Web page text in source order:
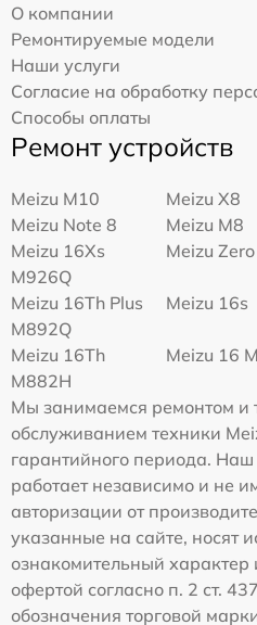
О компании
Ремонтируемые модели
Наши услуги
Согласие на обработку
Способы оплаты
Ремонт устройств
Meizu M10
Meizu X8
Meizu Note 8
Meizu M8
Meizu 16Xs
M926Q
Meizu Zero
Meizu 16Th Plus
M892Q
Meizu 16s
Meizu 16Th
M882H
Meizu 16
Мы занимаемся ремонтом и
обслуживанием техники
гарантийного периода.
работает независимо и не
авторизации от
указанные на сайте, носят
ознакомительный характер
офертой согласно п. 2 ст.
обозначения торговой